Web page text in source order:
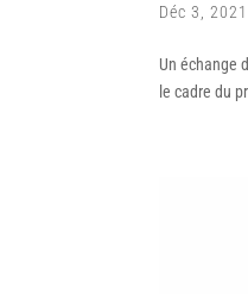
Déc 3, 2021
Un échange
le cadre du